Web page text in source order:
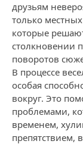
друзьям
только
которые
столкновении
поворотов
В процессе
особая
вокруг. Это
проблемами,
временем,
препятствием,